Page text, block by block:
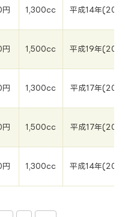
1,300cc 平成14年
1,500cc 平成19年
1,300cc 平成17年
1,500cc 平成17年
1,300cc 平成14年